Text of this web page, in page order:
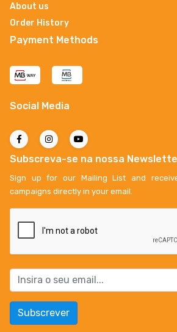
About us
Order History
Payment Methods
Social Media
Subscreva-se na nossa
Sign up for our Mailing List and
campaigns directly in your email.
Subscrever